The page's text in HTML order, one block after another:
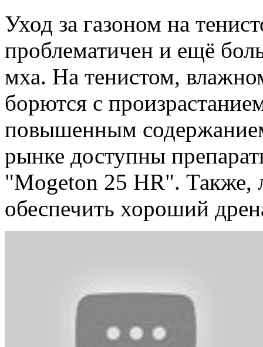
Уход за газоном на
проблематичен и ещё
мха. На тенистом,
борются с
повышенным
рынке доступны
"Mogeton 25 HR". Также,
обеспечить хороший